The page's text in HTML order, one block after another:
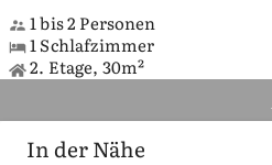
1 bis 2 Personen
1 Schlafzimmer
2. Etage, 30m²
In der Nähe